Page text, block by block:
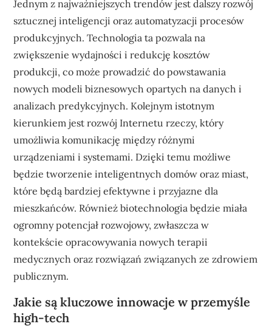
Jednym z najważniejszych trendów jest dalszy rozwój
sztucznej inteligencji oraz automatyzacji procesów
produkcyjnych. Technologia ta pozwala na
zwiększenie wydajności i redukcję kosztów
produkcji, co może prowadzić do powstawania
nowych modeli biznesowych opartych na danych i
analizach predykcyjnych. Kolejnym istotnym
kierunkiem jest rozwój Internetu rzeczy, który
umożliwia komunikację między różnymi
urządzeniami i systemami. Dzięki temu możliwe
będzie tworzenie inteligentnych domów oraz miast,
które będą bardziej efektywne i przyjazne dla
mieszkańców. Również biotechnologia będzie miała
ogromny potencjał rozwojowy, zwłaszcza w
kontekście opracowywania nowych terapii
medycznych oraz rozwiązań związanych ze zdrowiem
publicznym.
Jakie są kluczowe innowacje w przemyśle
high-tech